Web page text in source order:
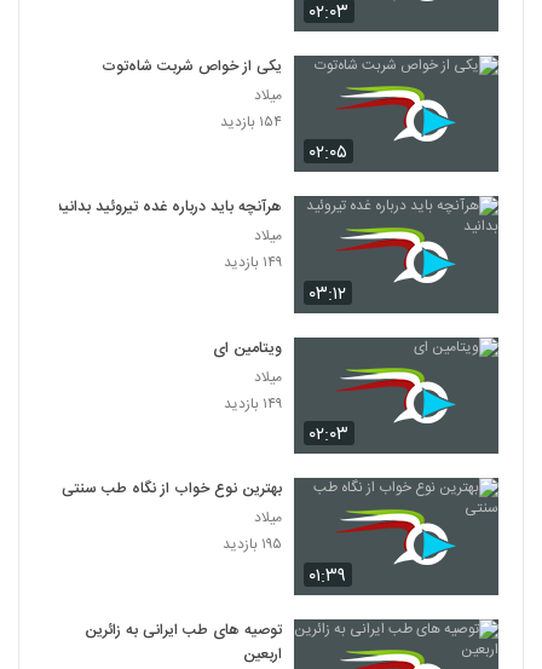
۰۲:۰۳
۰۲:۰۵
یکی از خواص شربت شاه‌توت
میلاد
۱۵۴ بازدید
۰۳:۱۲
هرآنچه باید درباره غده تیروئید بدانید
میلاد
۱۴۹ بازدید
۰۲:۰۳
ویتامین‌ ای
میلاد
۱۴۹ بازدید
۰۱:۳۹
بهترین نوع خواب از نگاه طب سنتی
میلاد
۱۹۵ بازدید
توصیه های طب ایرانی به زائرین
اربعین